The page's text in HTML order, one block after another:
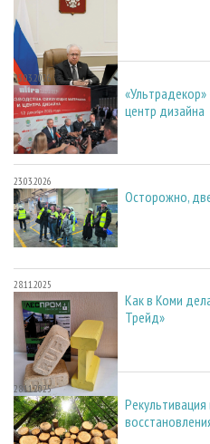
23.03.2026
центр дизайна
23.03.2026
Осторожно,
28.11.2025
Как в Коми
Трейд»
28.11.2025